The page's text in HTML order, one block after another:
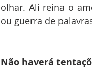
olhar. Ali reina o
ou guerra de
Não haverá